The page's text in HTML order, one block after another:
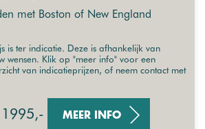
met Boston of New England
is ter indicatie. Deze is afhankelijk van
wensen. Klik op "meer info" voor een
van indicatieprijzen, of neem contact met
MEER INFO